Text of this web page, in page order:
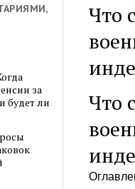
за
будет ли
Что
Что